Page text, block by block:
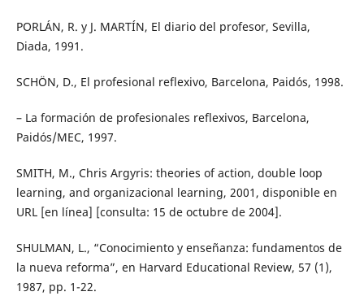
PORLÁN, R. y J. MARTÍN, El diario del profesor, Sevilla,
Diada, 1991.
SCHÖN, D., El profesional reflexivo, Barcelona, Paidós, 1998.
– La formación de profesionales reflexivos, Barcelona,
Paidós/MEC, 1997.
SMITH, M., Chris Argyris: theories of action, double loop
learning, and organizacional learning, 2001, disponible en
URL [en línea] [consulta: 15 de octubre de 2004].
SHULMAN, L., “Conocimiento y enseñanza: fundamentos de
la nueva reforma”, en Harvard Educational Review, 57 (1),
1987, pp. 1-22.